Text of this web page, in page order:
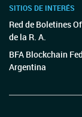
SITIOS DE INTERÉS
Red de Boletines
de la R. A.
BFA Blockchain
Argentina